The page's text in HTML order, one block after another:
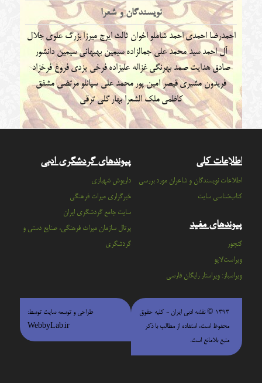
نویسندگان و شعرا
احمدرضا احمدیاحمد شاملو اخوان ثالث ایرج میرزابزرگ علوی جلال
آل احمدسید محمد علی جمالزادهسیمین بهبهانیسیمین دانشور
صادق هدایتصمد بهرنگی غزاله علیزادهفرخی یزدی فروغ فرخزاد
فریدون مشیری قیصر امین پور محمد علی سپانلومرتضی مشفق
کاظمی ملک الشعرا بهار گلی ترقی
اطلاعات کلی
اطلاعات نویسندگان و شاعران مورد بررسی
کتاب‌شناسی سایت
پیوندهای مفید
گنجور
ویراست‌لایو
ویراسباز: ویراستار رایگان فارسی
پیوندهای گردشگری ادبی
داریوش شهبازی
خبرگزاری میراث فرهنگی
سايت جامع گردشگري ايران
پرتال سازمان ميراث فرهنگي، صنايع دستي و
گردشگري
۱۳۹۳ © نقشه ادبی ایران - كليه حقوق
محفوظ است، استفاده از مطالب با ذكر
منبع بلامانع است.
طراحی و توسعه سایت توسط:
WebbyLab.ir